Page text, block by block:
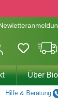
Über
Hilfe & Beratung